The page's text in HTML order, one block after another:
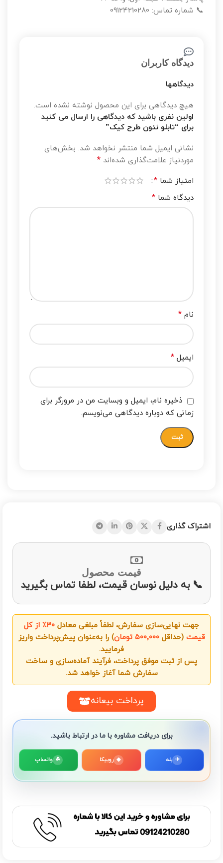
📞 شماره تماس: 09124210280
دیدگاه کاربران
دیدگاهها
هیچ دیدگاهی برای این محصول نوشته نشده است.
اولین نفری باشید که دیدگاهی را ارسال می کنید
برای “تابلو نئون طرح کیک”
نشانی ایمیل شما منتشر نخواهد شد. بخش‌های
موردنیاز علامت‌گذاری شده‌اند *
امتیاز شما *
دیدگاه شما *
نام *
ایمیل *
ذخیره نام، ایمیل و وبسایت من در مرورگر برای
زمانی که دوباره دیدگاهی می‌نویسم.
اشتراک گذاری
قیمت محصول
📞 به دلیل نوسان قیمت، لطفا تماس بگیرید
جهت نهایی‌سازی سفارش، لطفاً مبلغی معادل
۳۰٪ از کل
قیمت (حداقل۵۰۰٬۰۰۰ تومان
) را به‌عنوان پیش‌پرداخت واریز
فرمایید.
پس از ثبت موفق پرداخت، فرآیند آماده‌سازی و ساخت
سفارش شما آغاز خواهد شد.
پرداخت بیعانه
برای دریافت مشاوره با ما در ارتباط باشید.
✈ بله ◆ روبیکا ☘ واتساپ